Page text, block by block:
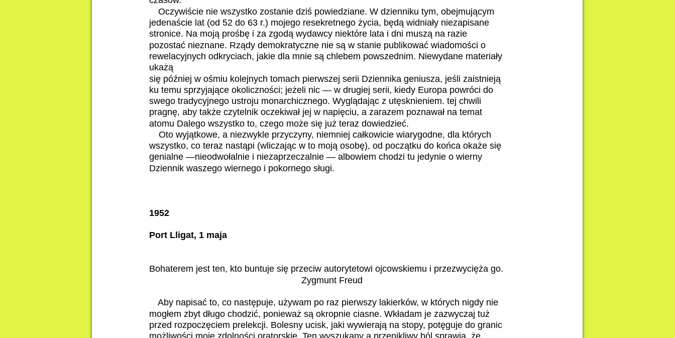
Oczywiście nie wszystko zostanie dziś powiedziane. W dzienniku tym, obejmującym
jedenaście lat (od 52 do 63 r.) mojego resekretnego życia, będą widniały niezapisane
stronice. Na moją prośbę i za zgodą wydawcy niektóre lata i dni muszą na razie
pozostać nieznane. Rządy demokratyczne nie są w stanie publikować wiadomości o
rewelacyjnych odkryciach, jakie dla mnie są chlebem powszednim. Niewydane materiały
ukażą
się później w ośmiu kolejnych tomach pierwszej serii Dziennika geniusza, jeśli zaistnieją
ku temu sprzyjające okoliczności; jeżeli nic — w drugiej serii, kiedy Europa powróci do
swego tradycyjnego ustroju monarchicznego. Wyglądając z utęsknieniem. tej chwili
pragnę, aby także czytelnik oczekiwał jej w napięciu, a zarazem poznawał na temat
atomu Dalego wszystko to, czego może się już teraz dowiedzieć.
Oto wyjątkowe, a niezwykle przyczyny, niemniej całkowicie wiarygodne, dla których
wszystko, co teraz nastąpi (wliczając w to moją osobę), od początku do końca okaże się
genialne —nieodwołalnie i niezaprzeczalnie — albowiem chodzi tu jedynie o wierny
Dziennik waszego wiernego i pokornego sługi.
1952
Port Lligat, 1 maja
Bohaterem jest ten, kto buntuje się przeciw autorytetowi ojcowskiemu i przezwycięża go.
Zygmunt Freud
Aby napisać to, co następuje, używam po raz pierwszy lakierków, w których nigdy nie
mogłem zbyt długo chodzić, ponieważ są okropnie ciasne. Wkładam je zazwyczaj tuż
przed rozpoczęciem prelekcji. Bolesny ucisk, jaki wywierają na stopy, potęguje do granic
możliwości moje zdolności oratorskie. Ten wyszukany a przenikliwy ból sprawia, że